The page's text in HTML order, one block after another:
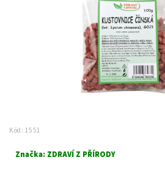
Kód: 1551
Značka: ZDRAVÍ Z PŘÍRODY